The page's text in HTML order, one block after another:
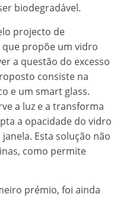
biodegradável.
projecto de
que propõe um vidro
a questão do excesso
consiste na
e um smart glass.
a luz e a transforma
a opacidade do vidro
Esta solução não
como permite
prémio, foi ainda